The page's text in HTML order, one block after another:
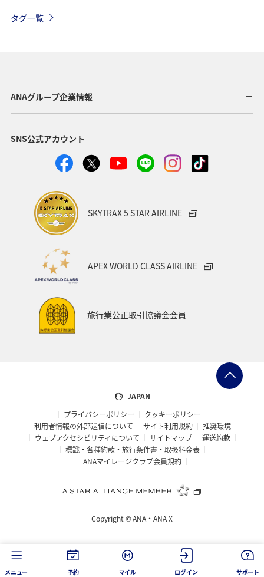
ヤマメ 福岡県 ワカサギ トラウト
静岡県 鹿児島県
アオリイカ 宮崎県 マダイ 大分県
イワナ 秋田県
群馬県 マイルを貯める
和歌山県
千葉県 アマゴ
岐阜県 ワーケーション
ANAのふるさと納税
京都府
マイルを使う 岩手県 島根県 山梨県
広島県 世界遺産 ANA CA's Note 埼玉県
香川県 新潟県 三重県
キャンプ・グランピング 西表島
ショッピング＆ライフ タチウオ
タグ一覧
ANAグループ企業情報
SNS公式アカウント
SKYTRAX 5 STAR AIRLINE
APEX WORLD CLASS AIRLINE
旅行業公正取引協議会会員
JAPAN
プライバシーポリシー
クッキーポリシー
利用者情報の外部送信について
サイト利用規約
推奨環境
ウェブアクセシビリティについて
サイトマップ
運送約款
標識・各種約款・旅行条件書・取扱料金表
ANAマイレージクラブ会員規約
Copyright ©ANA・ANA X
メニュー 予約 マイル ログイン サポート